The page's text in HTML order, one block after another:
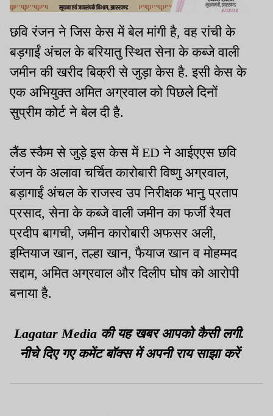
छवि रंजन ने जिस केस में बेल मांगी है, वह रांची के
बड़गाईं अंचल के बरियातु स्थित सेना के कब्जे वाली
जमीन की खरीद बिक्री से जुड़ा केस है. इसी केस के
एक अभियुक्त अमित अग्रवाल को पिछले दिनों
सुप्रीम कोर्ट ने बेल दी है.
लैंड स्कैम से जुड़े इस केस में ED ने आईएएस छवि
रंजन के अलावा चर्चित कारोबारी विष्णु अग्रवाल,
बड़ागाईं अंचल के राजस्व उप निरीक्षक भानु प्रताप
प्रसाद, सेना के कब्जे वाली जमीन का फर्जी रैयत
प्रदीप बागची, जमीन कारोबारी अफसर अली,
इम्तियाज खान, तल्हा खान, फैयाज खान व मोहम्मद
सद्दाम, अमित अग्रवाल और दिलीप घोष को आरोपी
बनाया है.
Lagatar Media की यह खबर आपको कैसी लगी.
नीचे दिए गए कमेंट बॉक्स में अपनी राय साझा करें